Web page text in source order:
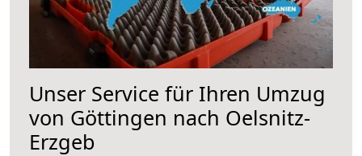
Unser Service für Ihren Umzug
von Göttingen nach Oelsnitz-
Erzgeb